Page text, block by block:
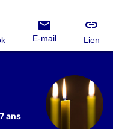
E-mail Lien
ans